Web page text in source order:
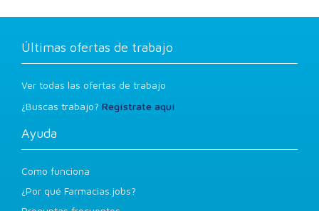
Últimas ofertas de trabajo
Ver todas las ofertas de trabajo
¿Buscas trabajo? Regístrate aquí
Ayuda
Como funciona
¿Por qué Farmacias.jobs?